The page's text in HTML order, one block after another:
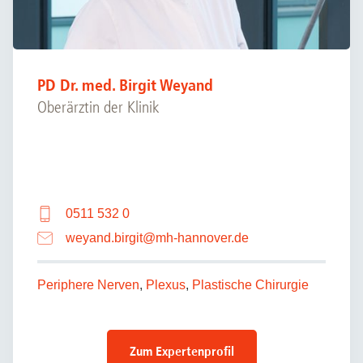
PD Dr. med. Birgit Weyand
Oberärztin der Klinik
0511 532 0
weyand.birgit@mh-hannover.de
Periphere Nerven, Plexus, Plastische Chirurgie
Zum Expertenprofil